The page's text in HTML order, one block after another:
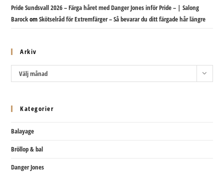
Pride Sundsvall 2026 – Färga håret med Danger Jones inför Pride – | Salong
BarockomSkötselråd för Extremfärger – Så bevarar du ditt färgade hår längre
Arkiv
ArkivVälj månad
Kategorier
Balayage
Bröllop & bal
Danger Jones